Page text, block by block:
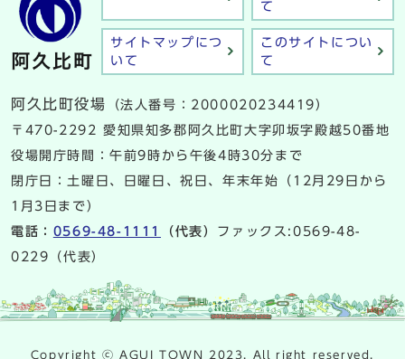
て
サイトマップにつ
いて
このサイトについ
て
阿久比町役場
（法人番号：2000020234419）
〒470-2292 愛知県知多郡阿久比町大字卯坂字殿越50番地
役場開庁時間：午前9時から午後4時30分まで
閉庁日：土曜日、日曜日、祝日、年末年始（12月29日から
1月3日まで）
電話： 0569-48-1111 （代表） ファックス:0569-48-
0229（代表）
Copyright ⓒ AGUI TOWN 2023. All right reserved.